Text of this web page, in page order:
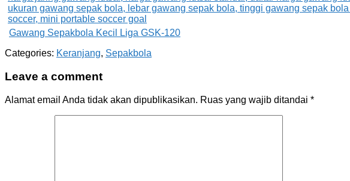
Gawang Sepakbola Kecil Liga GSK-120
Categories: Keranjang, Sepakbola
Leave a comment
Alamat email Anda tidak akan dipublikasikan. Ruas yang wajib ditandai *